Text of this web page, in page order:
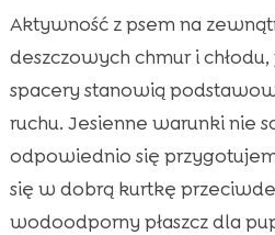
Aktywność z psem na
deszczowych chmur i
spacery stanowią
ruchu. Jesienne warunki nie
odpowiednio się
się w dobrą kurtkę
wodoodporny płaszcz dla